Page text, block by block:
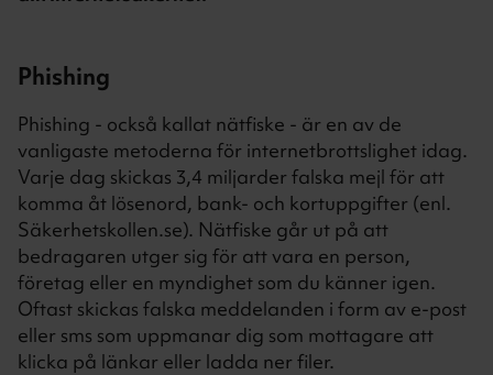
Phishing
Phishing - också kallat nätfiske - är en av de
vanligaste metoderna för internetbrottslighet idag.
Varje dag skickas 3,4 miljarder falska mejl för att
komma åt lösenord, bank- och kortuppgifter (enl.
Säkerhetskollen.se). Nätfiske går ut på att
bedragaren utger sig för att vara en person,
företag eller en myndighet som du känner igen.
Oftast skickas falska meddelanden i form av e-post
eller sms som uppmanar dig som mottagare att
klicka på länkar eller ladda ner filer.